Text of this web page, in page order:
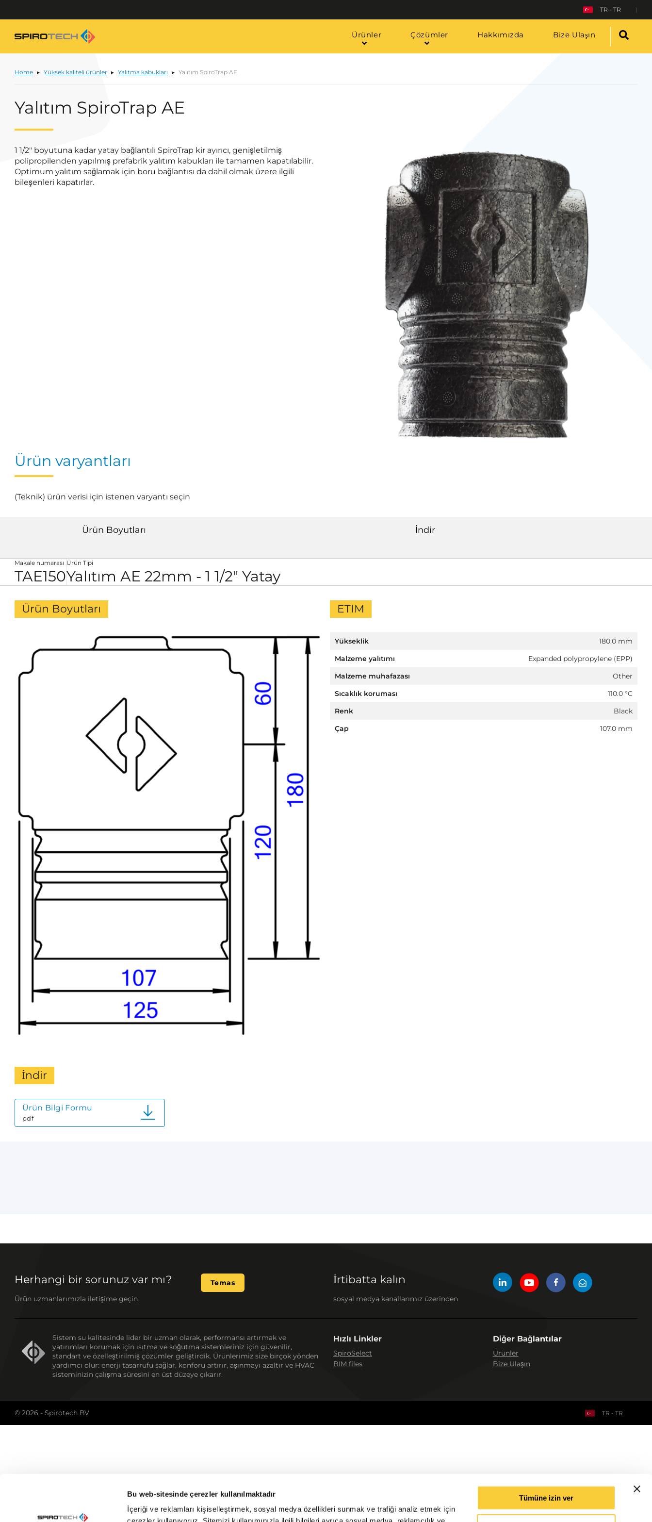
Bu web-sitesinde çerezler kullanılmaktadır
İçeriği ve reklamları kişiselleştirmek, sosyal medya özellikleri sunmak ve trafiği analiz etmek için
Tümüne izin ver
TR - TR
Ürünler Çözümler Hakkımızda Bize Ulaşın
Home Yüksek kaliteli ürünler Yalıtma kabukları Yalıtım SpiroTrap AE
Yalıtım SpiroTrap AE
1 1/2" boyutuna kadar yatay bağlantılı SpiroTrap kir ayırıcı, genişletilmiş
polipropilenden yapılmış prefabrik yalıtım kabukları ile tamamen kapatılabilir.
Optimum yalıtım sağlamak için boru bağlantısı da dahil olmak üzere ilgili
bileşenleri kapatırlar.
Ürün varyantları
(Teknik) ürün verisi için istenen varyantı seçin
Ürün Boyutları İndir
Makale numarası
TAE150
Ürün Tipi
Yalıtım AE 22mm - 1 1/2" Yatay
Ürün Boyutları ETIM
Yükseklik
180.0 mm
Malzeme yalıtımı
Expanded polypropylene (EPP)
Malzeme muhafazası
Other
Sıcaklık koruması
110.0 °C
Renk
Black
Çap
107.0 mm
İndir
Ürün Bilgi Formu
pdf
Herhangi bir sorunuz var mı?
Ürün uzmanlarımızla iletişime geçin
Temas İrtibatta kalın
sosyal medya kanallarımız üzerinden
Sistem su kalitesinde lider bir uzman olarak, performansı artırmak ve
yatırımları korumak için ısıtma ve soğutma sistemleriniz için güvenilir,
standart ve özelleştirilmiş çözümler geliştirdik. Ürünlerimiz size birçok yönden
yardımcı olur: enerji tasarrufu sağlar, konforu artırır, aşınmayı azaltır ve HVAC
sisteminizin çalışma süresini en üst düzeye çıkarır.
Hızlı Linkler
SpiroSelect
BIM files
Diğer Bağlantılar
Ürünler
Bize Ulaşın
© 2026 - Spirotech BV TR - TR